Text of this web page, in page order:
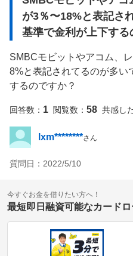
が3％〜18%と表記さ
基準で金利が上下する
SMBCモビットやアコム、
8%と表記されてるのが多い
するのですか？
回答数： 1 閲覧数： 58 共感し
lxm********さん
質問日： 2022/5/10
今すぐお金を借りたい方へ！
最短即日融資可能なカード